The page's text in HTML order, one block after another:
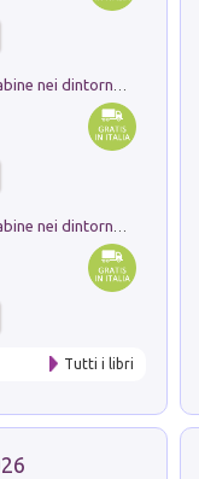
Ruderi delle ville Romano Sabine nei dintorni di Poggio Mirteto. Illustrati dal dott.re prof.re cav.re Ercole Nardi regio ispettore degli scavi e monumenti. Anno 1885. Tavole e studio. Con 25 tavole fuori testo in cartella editoriale
Tutti i libri